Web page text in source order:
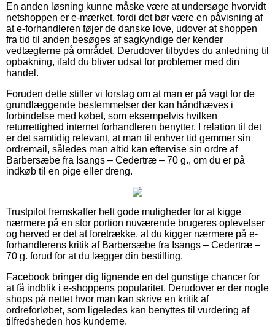
En anden løsning kunne måske være at undersøge hvorvidt
netshoppen er e-mærket, fordi det bør være en påvisning af
at e-forhandleren føjer de danske love, udover at shoppen
fra tid til anden besøges af sagkyndige der kender
vedtægterne på området. Derudover tilbydes du anledning til
opbakning, ifald du bliver udsat for problemer med din
handel.
Foruden dette stiller vi forslag om at man er på vagt for de
grundlæggende bestemmelser der kan håndhæves i
forbindelse med købet, som eksempelvis hvilken
returrettighed internet forhandleren benytter. I relation til det
er det samtidig relevant, at man til enhver tid gemmer sin
ordremail, således man altid kan eftervise sin ordre af
Barbersæbe fra Isangs – Cedertræ – 70 g., om du er på
indkøb til en pige eller dreng.
Trustpilot fremskaffer helt gode muligheder for at kigge
nærmere på en stor portion nuværende brugeres oplevelser
og herved er det at foretrække, at du kigger nærmere på e-
forhandlerens kritik af Barbersæbe fra Isangs – Cedertræ –
70 g. forud for at du lægger din bestilling.
Facebook bringer dig lignende en del gunstige chancer for
at få indblik i e-shoppens popularitet. Derudover er der nogle
shops på nettet hvor man kan skrive en kritik af
ordreforløbet, som ligeledes kan benyttes til vurdering af
tilfredsheden hos kunderne.